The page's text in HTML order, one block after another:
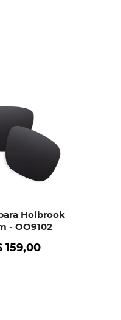
Holbrook
- OO9102
159,00